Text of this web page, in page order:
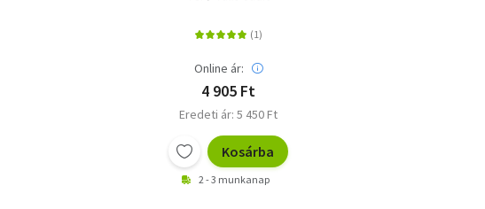
19. század derekától
az 1940-es évekig
Online ár:
4 905 Ft
Eredeti ár: 5 450 Ft
Kosárba
2 - 3 munkanap